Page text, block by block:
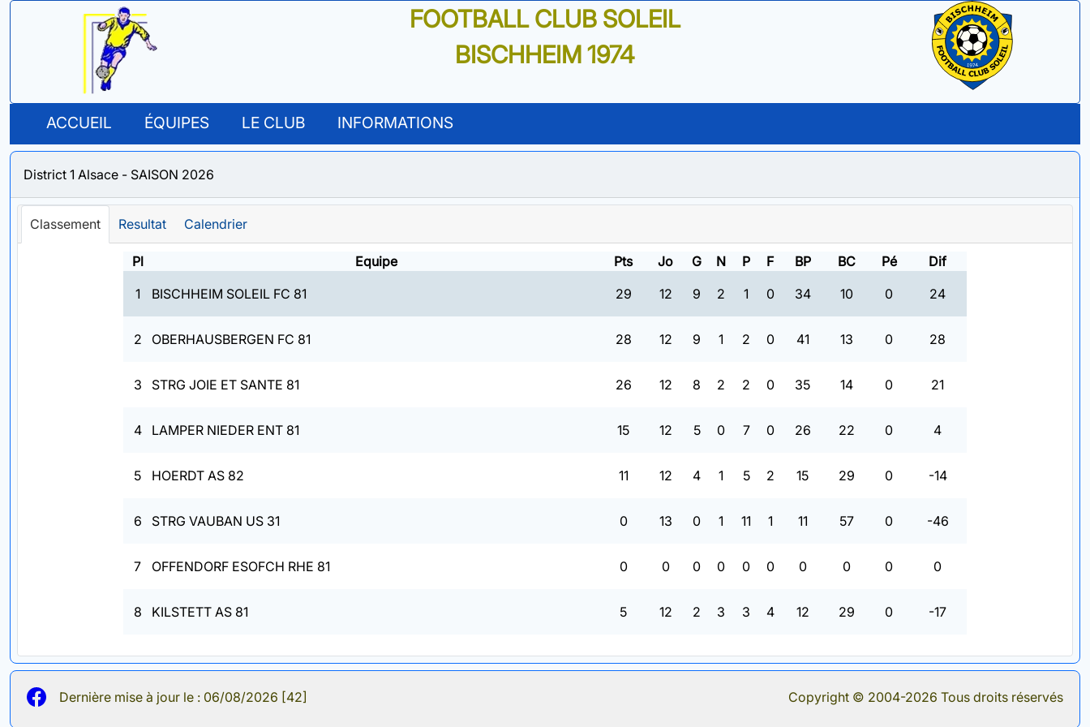
FOOTBALL CLUB SOLEIL
BISCHHEIM 1974
ACCUEIL ÉQUIPES LE CLUB INFORMATIONS
District 1 Alsace - SAISON 2026
Classement Resultat Calendrier
Pl Equipe Pts Jo G N P F BP BC Pé
Dif
1
BISCHHEIM SOLEIL FC 81 29 12 9 2 1 0 34 10 0 24
2 OBERHAUSBERGEN FC 81 28 12 9 1 2 0 41 13 0 28
3 STRG JOIE ET SANTE 81 26 12 8 2 2 0 35 14 0 21
4 LAMPER NIEDER ENT 81 15 12 5 0 7 0 26 22 0 4
5 HOERDT AS 82 11 12 4 1 5 2 15 29 0 -14
6 STRG VAUBAN US 31 0 13 0 1 11 1 11 57 0 -46
7 OFFENDORF ESOFCH RHE 81 0 0 0 0 0 0 0 0 0 0
8 KILSTETT AS 81 5 12 2 3 3 4 12 29 0 -17
Dernière mise à jour le : 06/08/2026 [42] Copyright © 2004-2026 Tous droits réservés